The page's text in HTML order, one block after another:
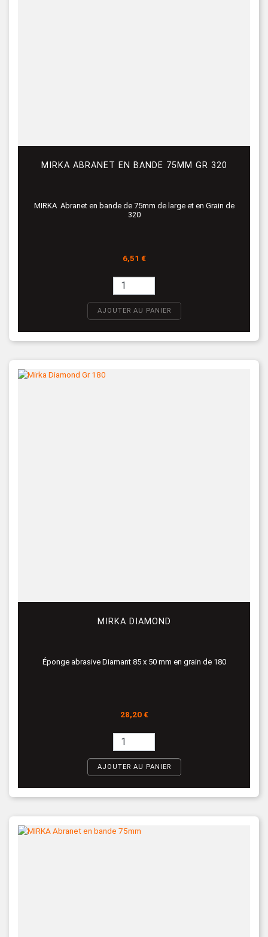
MIRKA ABRANET EN BANDE 75MM GR 320
MIRKA Abranet en bande de 75mm de large et en Grain de
320
Prix
6,51 €
AJOUTER AU PANIER
MIRKA DIAMOND
Éponge abrasive Diamant 85 x 50 mm en grain de 180
Prix
28,20 €
AJOUTER AU PANIER